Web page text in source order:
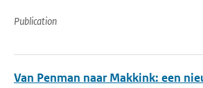
Publication
Van Penman naar Makkink: een